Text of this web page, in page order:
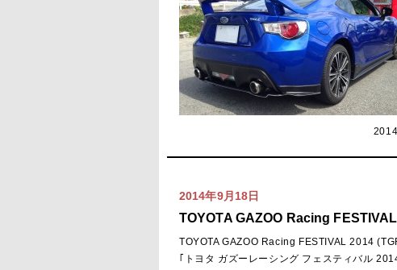
2014年9月18日
TOYOTA GAZOO Racing
TOYOTA GAZOO Racing FESTIVAL 2014
｢トヨタ ガズーレーシング フェスティバル 2014